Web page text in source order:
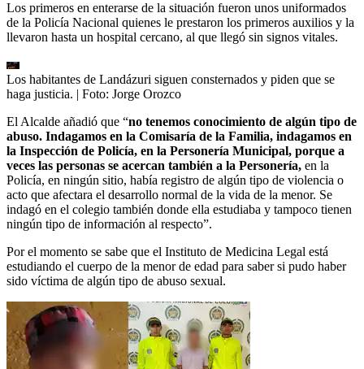
Los primeros en enterarse de la situación fueron unos uniformados
de la Policía Nacional quienes le prestaron los primeros auxilios y la
llevaron hasta un hospital cercano, al que llegó sin signos vitales.
Los habitantes de Landázuri siguen consternados y piden que se
haga justicia. | Foto: Jorge Orozco
El Alcalde añadió que “no tenemos conocimiento de algún tipo de
abuso. Indagamos en la Comisaría de la Familia, indagamos en
la Inspección de Policía, en la Personería Municipal, porque a
veces las personas se acercan también a la Personería, en la
Policía, en ningún sitio, había registro de algún tipo de violencia o
acto que afectara el desarrollo normal de la vida de la menor. Se
indagó en el colegio también donde ella estudiaba y tampoco tienen
ningún tipo de información al respecto”.
Por el momento se sabe que el Instituto de Medicina Legal está
estudiando el cuerpo de la menor de edad para saber si pudo haber
sido víctima de algún tipo de abuso sexual.